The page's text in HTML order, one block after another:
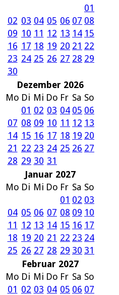
01
02 03 04 05 06 07 08
09 10 11 12 13 14 15
16 17 18 19 20 21 22
23 24 25 26 27 28 29
30
Dezember 2026
Mo Di Mi Do Fr Sa So
01 02 03 04 05 06
07 08 09 10 11 12 13
14 15 16 17 18 19 20
21 22 23 24 25 26 27
28 29 30 31
Januar 2027
Mo Di Mi Do Fr Sa So
01 02 03
04 05 06 07 08 09 10
11 12 13 14 15 16 17
18 19 20 21 22 23 24
25 26 27 28 29 30 31
Februar 2027
Mo Di Mi Do Fr Sa So
01 02 03 04 05 06 07